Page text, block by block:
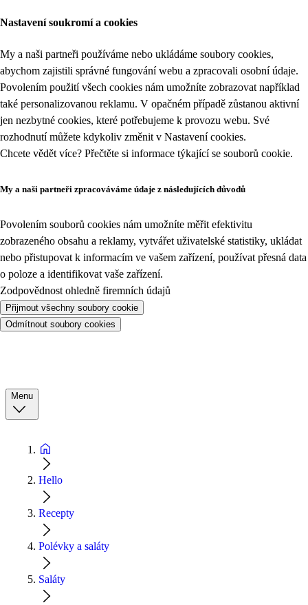
Nastavení soukromí a cookies
My a naši partneři používáme nebo ukládáme soubory cookies,
abychom zajistili správné fungování webu a zpracovali osobní údaje.
Povolením použití všech cookies nám umožníte zobrazovat například
také personalizovanou reklamu. V opačném případě zůstanou aktivní
jen nezbytné cookies, které potřebujeme k provozu webu. Své
rozhodnutí můžete kdykoliv změnit v Nastavení cookies.
Chcete vědět více? Přečtěte si informace týkající se souborů cookie.
My a naši partneři zpracováváme údaje z následujících důvodů
Povolením souborů cookies nám umožníte měřit efektivitu
zobrazeného obsahu a reklamy, vytvářet uživatelské statistiky, ukládat
nebo přistupovat k informacím ve vašem zařízení, používat přesná data
o poloze a identifikovat vaše zařízení.
Zodpovědnost ohledně firemních údajů
Přijmout všechny soubory cookie
Odmítnout soubory cookies
Menu
Hello
Recepty
Polévky a saláty
Saláty